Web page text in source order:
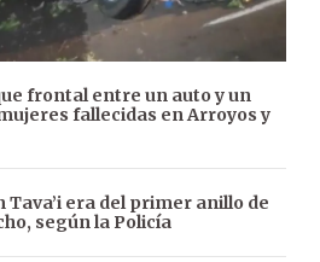
frontal entre un auto y un
fallecidas en Arroyos y
Tava’i era del primer anillo de
según la Policía